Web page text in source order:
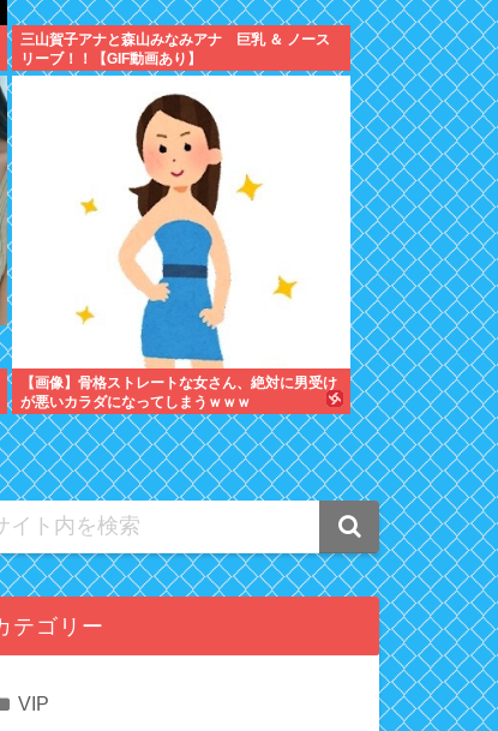
三山賀子アナと森山みなみアナ 巨乳 ＆ ノース
リーブ！！【GIF動画あり】
【画像】骨格ストレートな女さん、絶対に男受け
が悪いカラダになってしまうｗｗｗ
テゴリー
VIP